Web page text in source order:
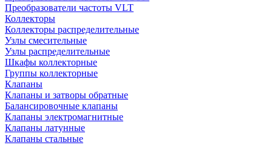
Преобразователи частоты VLT
Коллекторы
Коллекторы распределительные
Узлы смесительные
Узлы распределительные
Шкафы коллекторные
Группы коллекторные
Клапаны
Клапаны и затворы обратные
Балансировочные клапаны
Клапаны электромагнитные
Клапаны латунные
Клапаны стальные